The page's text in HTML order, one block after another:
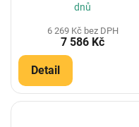
dnů
6 269 Kč bez DPH
7 586 Kč
Detail